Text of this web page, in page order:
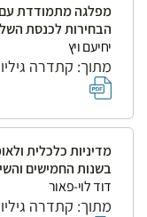
מפלגה מתמודדת עם
הבחירות לכנסת
יחיעם ויץ
מתוך: קתדרה גיליון
מדיניות כלכלית
בשנות החמישים
דוד לוי-פאור
מתוך: קתדרה גיליון